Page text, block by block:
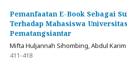
Pemanfaatan E-Book Sebagai
Terhadap Mahasiswa
Pematangsiantar
Mifta Huljannah Sihombing, Abdul
411-418